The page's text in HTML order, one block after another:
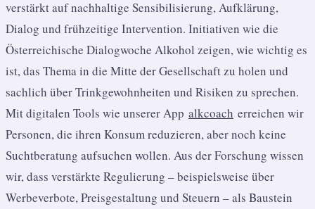
verstärkt auf nachhaltige Sensibilisierung, Aufklärung,
Dialog und frühzeitige Intervention. Initiativen wie die
Österreichische Dialogwoche Alkohol zeigen, wie wichtig es
ist, das Thema in die Mitte der Gesellschaft zu holen und
sachlich über Trinkgewohnheiten und Risiken zu sprechen.
Mit digitalen Tools wie unserer App alkcoach erreichen wir
Personen, die ihren Konsum reduzieren, aber noch keine
Suchtberatung aufsuchen wollen. Aus der Forschung wissen
wir, dass verstärkte Regulierung – beispielsweise über
Werbeverbote, Preisgestaltung und Steuern – als Baustein